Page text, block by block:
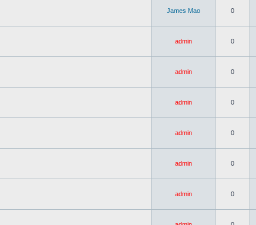
James Mao 0
admin 0
admin 0
admin 0
admin 0
admin 0
admin 0